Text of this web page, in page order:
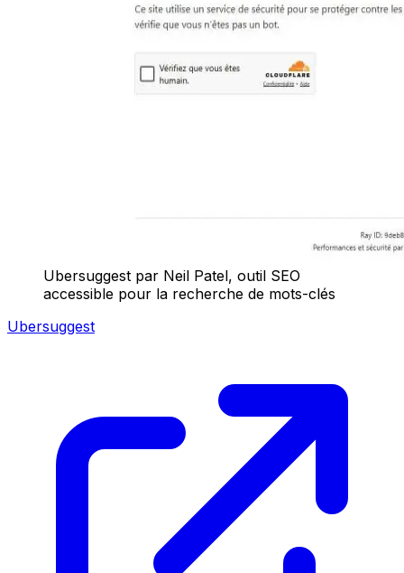
Ubersuggest par Neil Patel, outil SEO
accessible pour la recherche de mots-clés
Ubersuggest